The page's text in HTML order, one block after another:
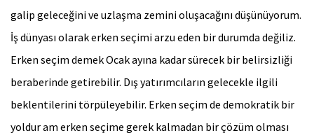
galip geleceğini ve uzlaşma zemini oluşacağını düşünüyorum.
İş dünyası olarak erken seçimi arzu eden bir durumda değiliz.
Erken seçim demek Ocak ayına kadar sürecek bir belirsizliği
beraberinde getirebilir. Dış yatırımcıların gelecekle ilgili
beklentilerini törpüleyebilir. Erken seçim de demokratik bir
yoldur am erken seçime gerek kalmadan bir çözüm olması